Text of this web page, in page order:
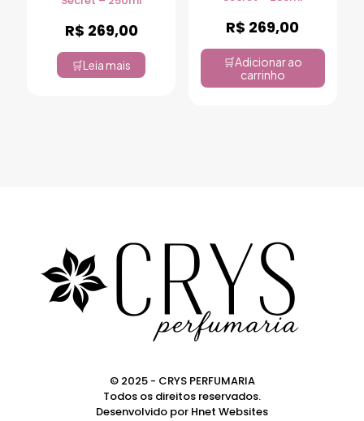
R$ 269,00
Leia mais
R$ 269,00
Adicionar ao
carrinho
© 2025 - CRYS PERFUMARIA
Todos os direitos reservados.
Desenvolvido por Hnet Websites